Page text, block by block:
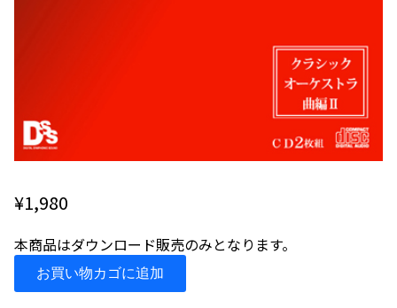
¥1,980
本商品はダウンロード販売のみとなります。
ル
お買い物カゴに追加